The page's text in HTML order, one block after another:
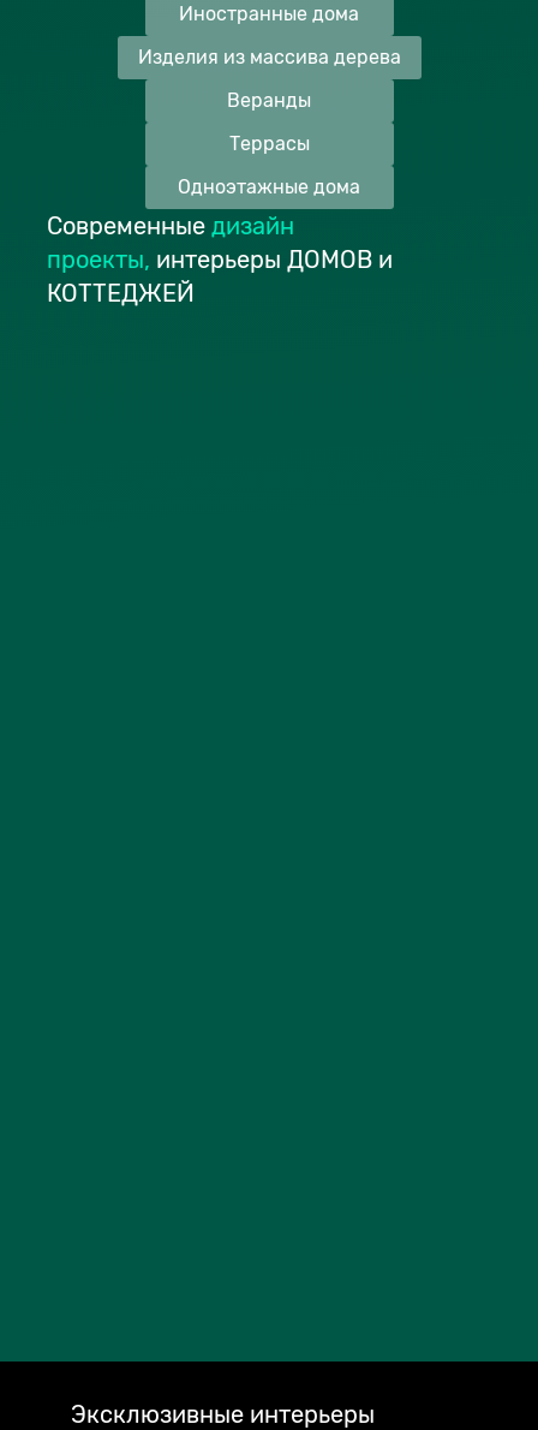
Иностранные дома
Изделия из массива дерева
Веранды
Террасы
Одноэтажные дома
Современные дизайн
проекты, интерьеры ДОМОВ и
КОТТЕДЖЕЙ
Эксклюзивные интерьеры